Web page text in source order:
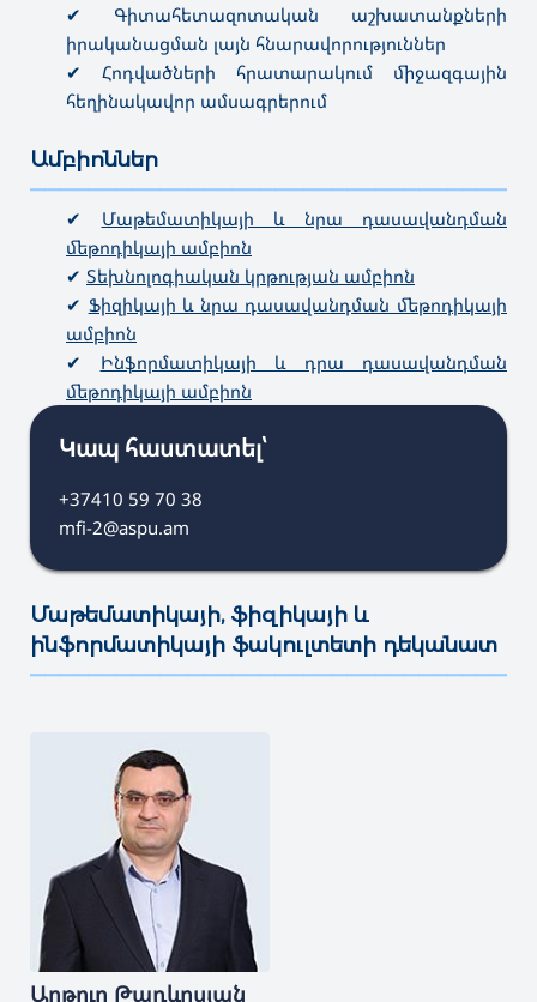
✔ Գիտահետազոտական աշխատանքների
իրականացման լայն հնարավորություններ
✔ Հոդվածների հրատարակում միջազգային
հեղինակավոր ամսագրերում
Ամբիոններ
✔ Մաթեմատիկայի և նրա դասավանդման
մեթոդիկայի ամբիոն
✔ Տեխնոլոգիական կրթության ամբիոն
✔ Ֆիզիկայի և նրա դասավանդման մեթոդիկայի
ամբիոն
✔ Ինֆորմատիկայի և դրա դասավանդման
մեթոդիկայի ամբիոն
Կապ հաստատել՝
+37410 59 70 38
mfi-2@aspu.am
Մաթեմատիկայի, ֆիզիկայի և
ինֆորմատիկայի ֆակուլտետի դեկանատ
Արթուր Թադևոսյան